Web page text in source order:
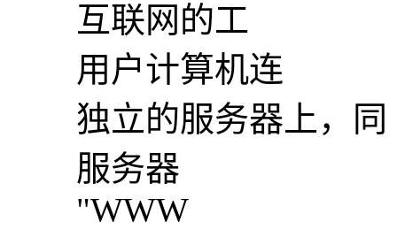
互联网的工
用户计算机连
独立的服务器上，同
服务器
"WWW